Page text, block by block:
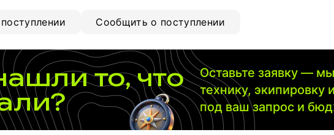
Сообщить о поступлении
то, что
Оставьте заявку —
технику, экипировку
под ваш запрос и